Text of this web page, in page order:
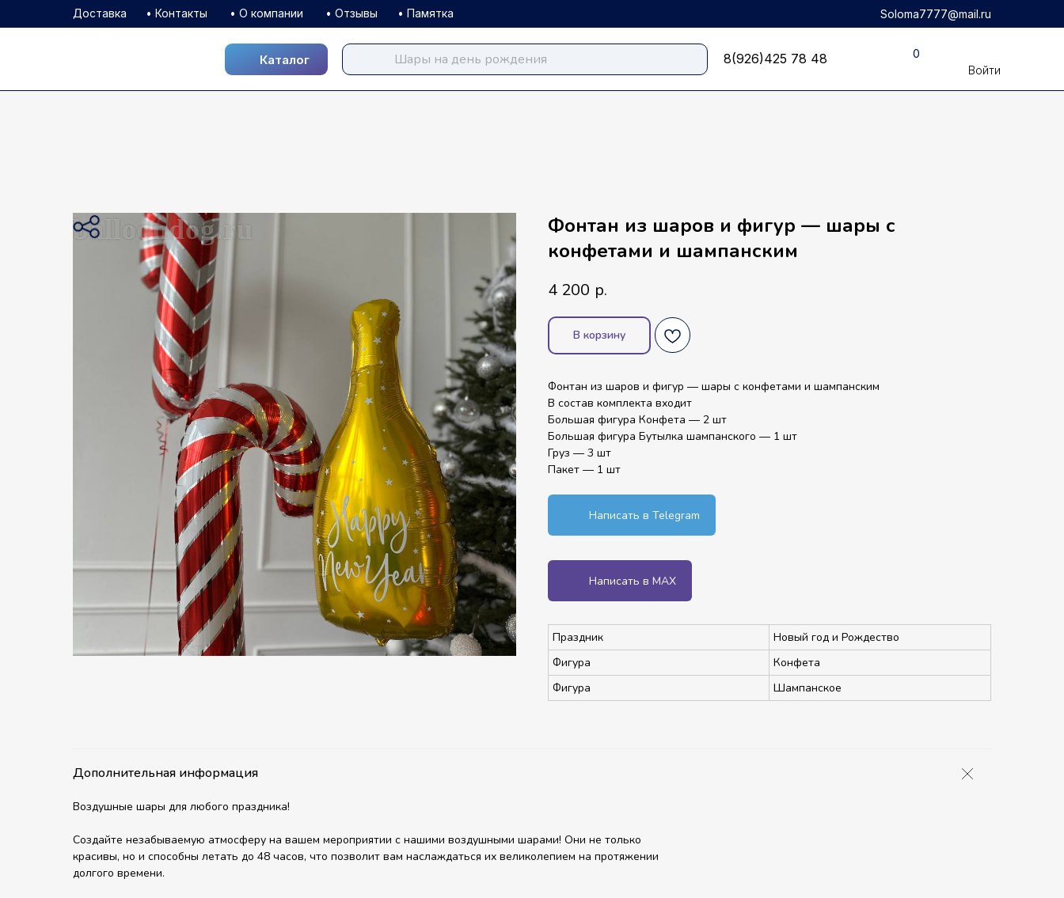
Soloma7777@mail.ru
• Памятка
• Отзывы
• О компании
• Контакты
Доставка
Каталог
Войти
0
8(926)425 78 48
Каталог 8(926)425 78 48
balloondog.ru balloondog.ruФонтан из шаров и фигур — шары с
конфетами и шампанским
4 200 р.
В корзину
Фонтан из шаров и фигур — шары с конфетами и шампанским
В состав комплекта входит
Большая фигура Конфета — 2 шт
Большая фигура Бутылка шампанского — 1 шт
Груз — 3 шт
Пакет — 1 шт
Написать в Telegram
Написать в MAX
Праздник
Новый год и Рождество
Фигура
Конфета
Фигура
Шампанское
Дополнительная информация
Воздушные шары для любого праздника!
Создайте незабываемую атмосферу на вашем мероприятии с нашими воздушными шарами! Они не только
красивы, но и способны летать до 48 часов, что позволит вам наслаждаться их великолепием на протяжении
долгого времени.